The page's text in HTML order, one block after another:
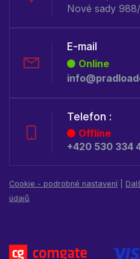
Nové sady
E-mail
Online
Telefon :
Offline
+420 530 334
Cookie - podrobné nastavení
údajů